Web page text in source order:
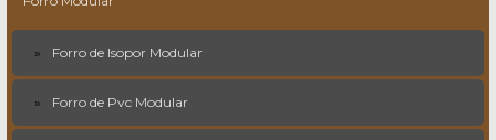
Forro de Isopor Modular
Forro de Pvc Modular